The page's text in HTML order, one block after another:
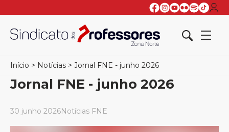
Início > Notícias > Jornal FNE - junho 2026
Jornal FNE - junho 2026
30 junho 2026Notícias FNE